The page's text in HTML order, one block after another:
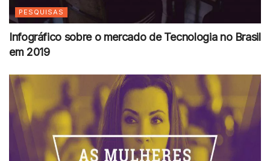
PESQUISAS
Infográfico sobre o mercado de Tecnologia no Brasil
em 2019